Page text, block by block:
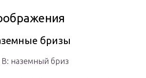
бризы
наземный бриз